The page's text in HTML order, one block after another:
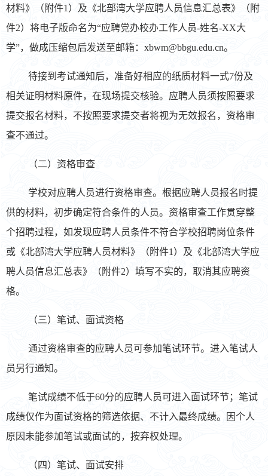
材料》（附件1）及《北部湾大学应聘人员信息汇总表》（附
件2）将电子版命名为“应聘党办校办工作人员-姓名-XX大
学”，做成压缩包后发送至邮箱：xbwm@bbgu.edu.cn。
待接到考试通知后，准备好相应的纸质材料一式7份及
相关证明材料原件，在现场提交核验。应聘人员须按照要求
提交报名材料，不按照要求提交者将视为无效报名，资格审
查不通过。
（二）资格审查
学校对应聘人员进行资格审查。根据应聘人员报名时提
供的材料，初步确定符合条件的人员。资格审查工作贯穿整
个招聘过程，如发现应聘人员条件不符合学校招聘岗位条件
或《北部湾大学应聘人员材料》（附件1）及《北部湾大学应
聘人员信息汇总表》（附件2）填写不实的，取消其应聘资
格。
（三）笔试、面试资格
通过资格审查的应聘人员可参加笔试环节。进入笔试人
员另行通知。
笔试成绩不低于60分的应聘人员可进入面试环节；笔试
成绩仅作为面试资格的筛选依据、不计入最终成绩。因个人
原因未能参加笔试或面试的，按弃权处理。
（四）笔试、面试安排